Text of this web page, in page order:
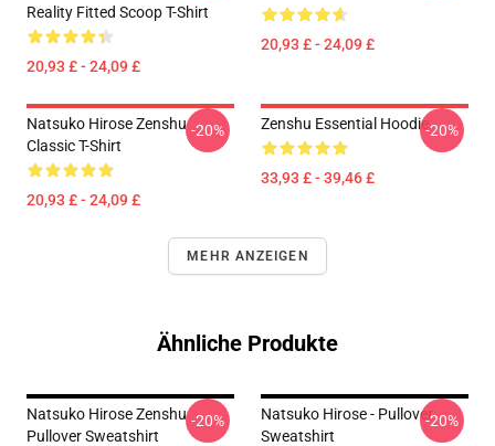
Reality Fitted Scoop T-Shirt
20,93 £ - 24,09 £
20,93 £ - 24,09 £
Natsuko Hirose Zenshu
Classic T-Shirt
20,93 £ - 24,09 £
-20% Zenshu Essential Hoodie
33,93 £ - 39,46 £
-20%
MEHR ANZEIGEN
Ähnliche Produkte
Natsuko Hirose Zenshu
Pullover Sweatshirt
-20%
Natsuko Hirose - Pullover
Sweatshirt
-20%